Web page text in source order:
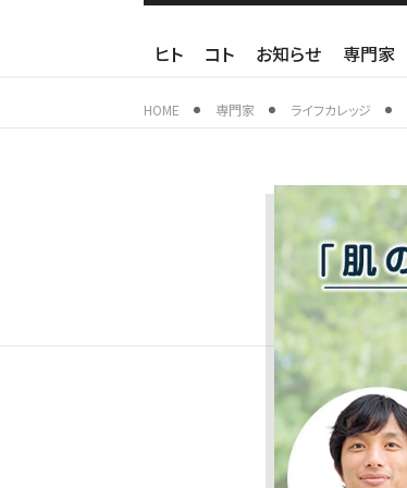
ヒト コト お知らせ 専門家
HOME 専門家 ライフカレッジ